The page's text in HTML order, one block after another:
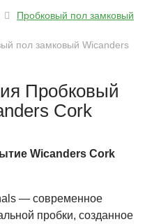
Пробковый пол замковый
пол замковый Wicanders
Пробковый
Cork
Wicanders Cork
— современное
пробки, созданное